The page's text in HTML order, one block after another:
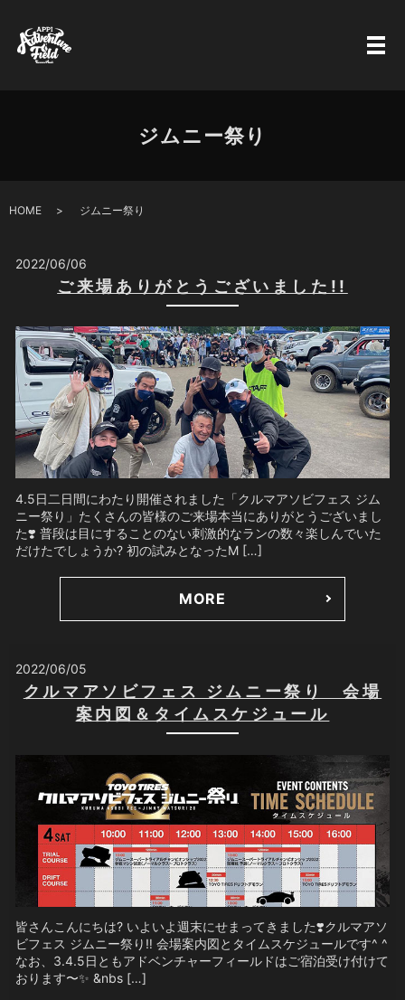
ジムニー祭り
HOME ジムニー祭り
2022/06/06
ご来場ありがとうございました!!
4.5日二日間にわたり開催されました「クルマアソビフェス ジム
ニー祭り」たくさんの皆様のご来場本当にありがとうございまし
た❣️ 普段は目にすることのない刺激的なランの数々楽しんでいた
だけたでしょうか? 初の試みとなったM […]
MORE
2022/06/05
クルマアソビフェス ジムニー祭り 会場
案内図＆タイムスケジュール
皆さんこんにちは? いよいよ週末にせまってきました❣️クルマアソ
ビフェス ジムニー祭り‼️ 会場案内図とタイムスケジュールです^ ^
なお、3.4.5日ともアドベンチャーフィールドはご宿泊受け付けて
おります〜✨ &nbs […]